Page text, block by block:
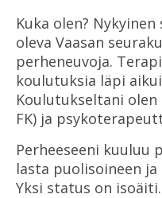
Kuka olen?
oleva Vaasan
perheneuvoja.
koulutuksia läpi
Koulutukseltani olen
FK) ja
Perheeseeni kuuluu
lasta puolisoineen
Yksi status on isoäiti.